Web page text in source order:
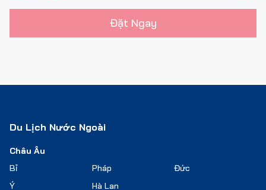
Đặt Ngay
Du Lịch Nước Ngoài
Châu Âu
Bỉ
Pháp
Đức
Ý
Hà Lan